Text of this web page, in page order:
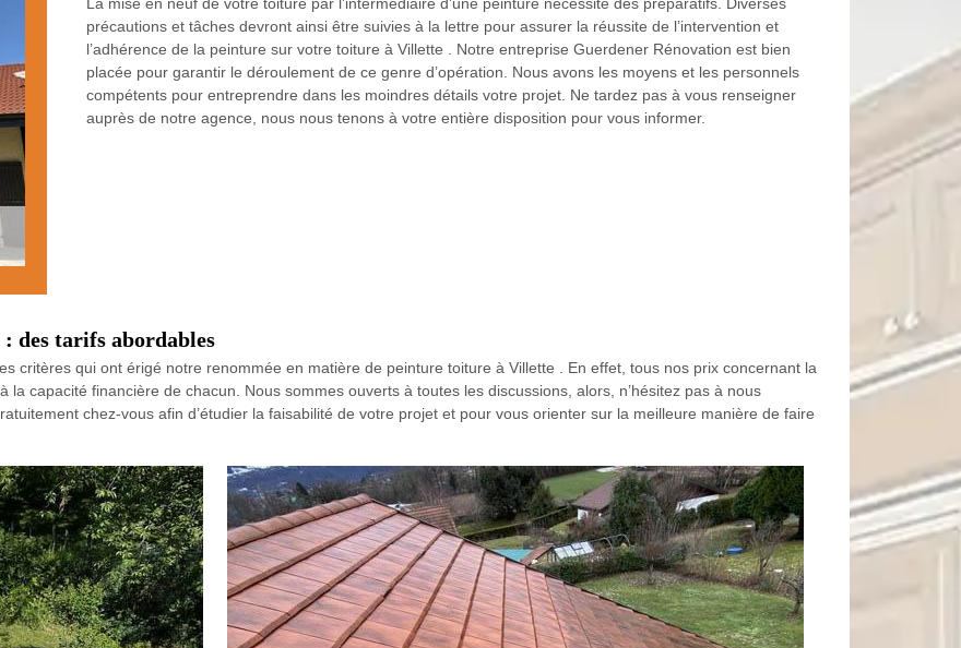
précautions et tâches devront ainsi être suivies à la lettre pour assurer la réussite de l’intervention et
l’adhérence de la peinture sur votre toiture à Villette . Notre entreprise Guerdener Rénovation est bien
placée pour garantir le déroulement de ce genre d’opération. Nous avons les moyens et les personnels
compétents pour entreprendre dans les moindres détails votre projet. Ne tardez pas à vous renseigner
auprès de notre agence, nous nous tenons à votre entière disposition pour vous informer.
des tarifs abordables
critères qui ont érigé notre renommée en matière de peinture toiture à Villette . En effet, tous nos prix concernant la
capacité financière de chacun. Nous sommes ouverts à toutes les discussions, alors, n’hésitez pas à nous
chez-vous afin d’étudier la faisabilité de votre projet et pour vous orienter sur la meilleure manière de faire